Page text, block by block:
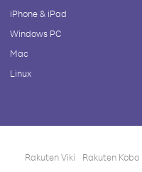
iPhone & iPad
Windows PC
Mac
Linux
Rakuten Viki Rakuten Kobo